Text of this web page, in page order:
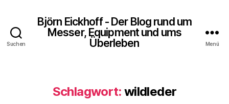
Suchen
Björn Eickhoff - Der Blog rund um
Messer, Equipment und ums
Überleben
Menü
Schlagwort: wildleder